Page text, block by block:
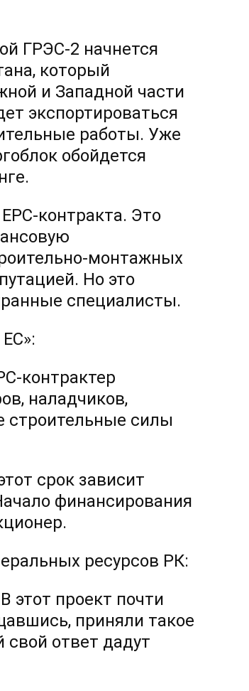
ГРЭС-2 начнется
который
и Западной части
экспортироваться
работы. Уже
обойдется
контракта. Это
монтажных
Но это
специалисты.
контрактер
наладчиков,
строительные силы
срок зависит
финансирования
ресурсов РК:
этот проект почти
приняли такое
свой ответ дадут